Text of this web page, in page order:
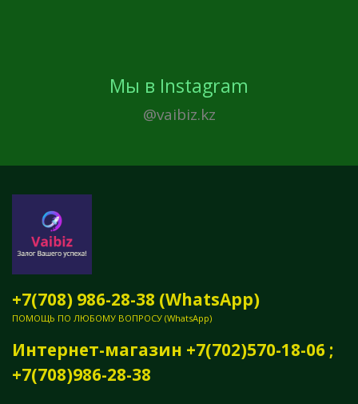
Мы в Instagram
@vaibiz.kz
+7(708) 986-28-38 (WhatsApp)
ПОМОЩЬ ПО ЛЮБОМУ ВОПРОСУ (WhatsApp)
Интернет-магазин +7(702)570-18-06 ;
+7(708)986-28-38